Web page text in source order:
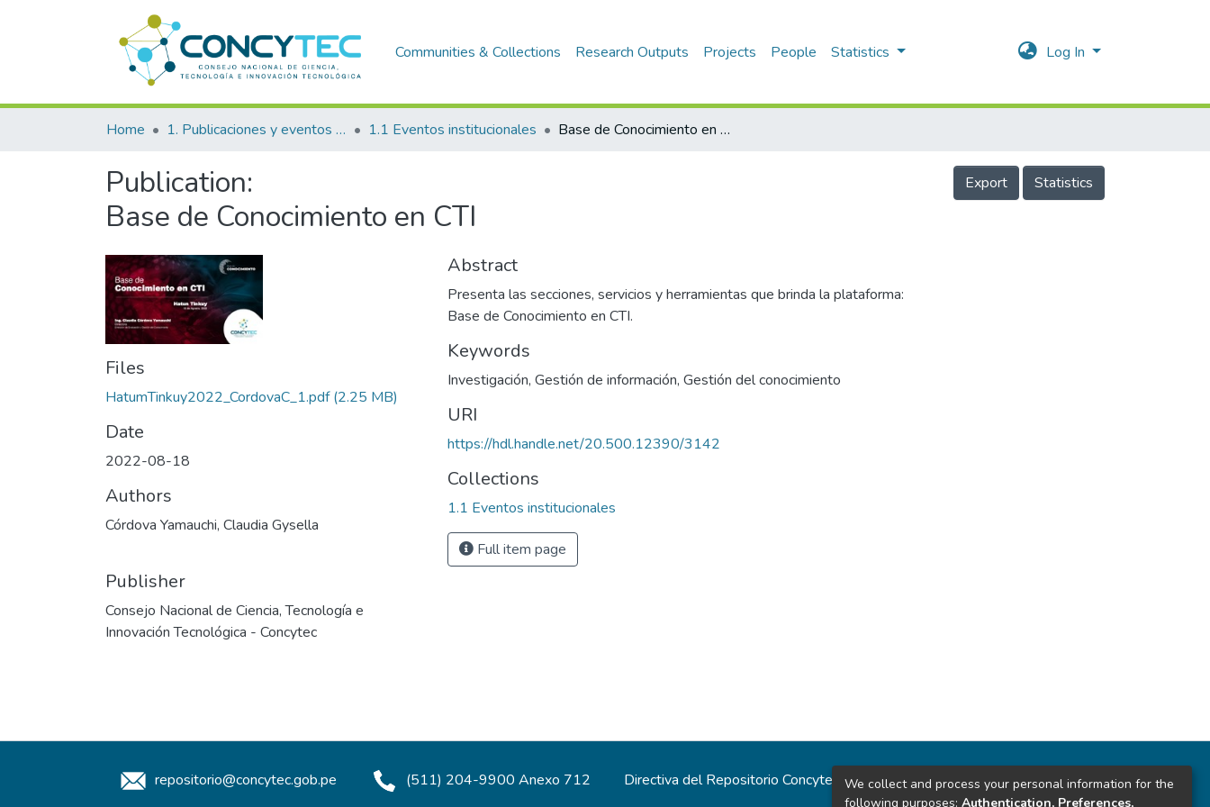
Communities & Collections Research Outputs Projects People Statistics Log In
Home 1. Publicaciones y eventos institucionales 1.1 Eventos institucionales Base de Conocimiento en CTI
Publication:
Base de Conocimiento en CTI
Export Statistics
Files
HatumTinkuy2022_CordovaC_1.pdf (2.25 MB)
Date
2022-08-18
Authors
Córdova Yamauchi, Claudia Gysella
Publisher
Consejo Nacional de Ciencia, Tecnología e
Innovación Tecnológica - Concytec
Abstract
Presenta las secciones, servicios y herramientas que brinda la plataforma:
Base de Conocimiento en CTI.
Keywords
Investigación, Gestión de información, Gestión del conocimiento
URI
https://hdl.handle.net/20.500.12390/3142
Collections
1.1 Eventos institucionales
Full item page
repositorio@concytec.gob.pe (511) 204-9900 Anexo 712 Directiva del Repositorio Concytec Estadísticas del sitio
We collect and process your personal information for the
following purposes: Authentication, Preferences,